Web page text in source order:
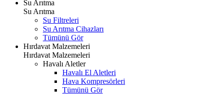
Su Arıtma
Su Arıtma
Su Filtreleri
Su Arıtma Cihazları
Tümünü Gör
Hırdavat Malzemeleri
Hırdavat Malzemeleri
Havalı Aletler
Havalı El Aletleri
Hava Kompresörleri
Tümünü Gör